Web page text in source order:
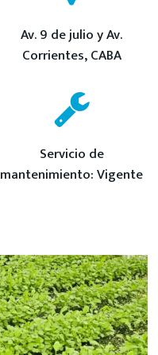
Av. 9 de julio y Av.
Corrientes, CABA
Servicio de
mantenimiento: Vigente